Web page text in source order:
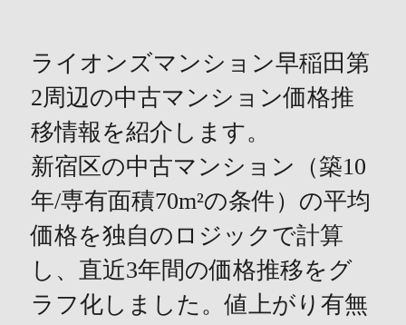
ライオンズマンション早稲田第
2周辺の中古マンション価格推
移情報を紹介します。
新宿区の中古マンション（築10
年/専有面積70m²の条件）の平均
価格を独自のロジックで計算
し、直近3年間の価格推移をグ
ラフ化しました。値上がり有無